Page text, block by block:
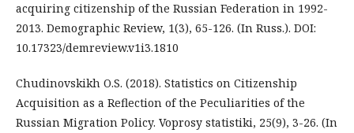
acquiring citizenship of the Russian Federation in 1992-
2013. Demographic Review, 1(3), 65-126. (In Russ.). DOI:
10.17323/demreview.v1i3.1810
Chudinovskikh O.S. (2018). Statistics on Citizenship
Acquisition as a Reflection of the Peculiarities of the
Russian Migration Policy. Voprosy statistiki, 25(9), 3-26. (In